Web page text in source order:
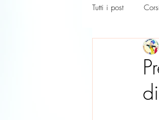
Tutti i post
La tua